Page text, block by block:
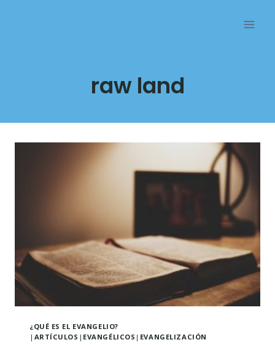
raw land
¿QUÉ ES EL EVANGELIO?
| ARTÍCULOS | EVANGÉLICOS | EVANGELIZACIÓN